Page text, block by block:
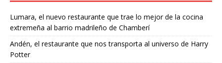
Lumara, el nuevo restaurante que trae lo mejor de la cocina
extremeña al barrio madrileño de Chamberí
Andén, el restaurante que nos transporta al universo de Harry
Potter